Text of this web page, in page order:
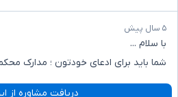
۵ سال پیش
با سلام ...
شما باید برای ادعای خودتون ؛ مدارک
دریافت مشاوره از